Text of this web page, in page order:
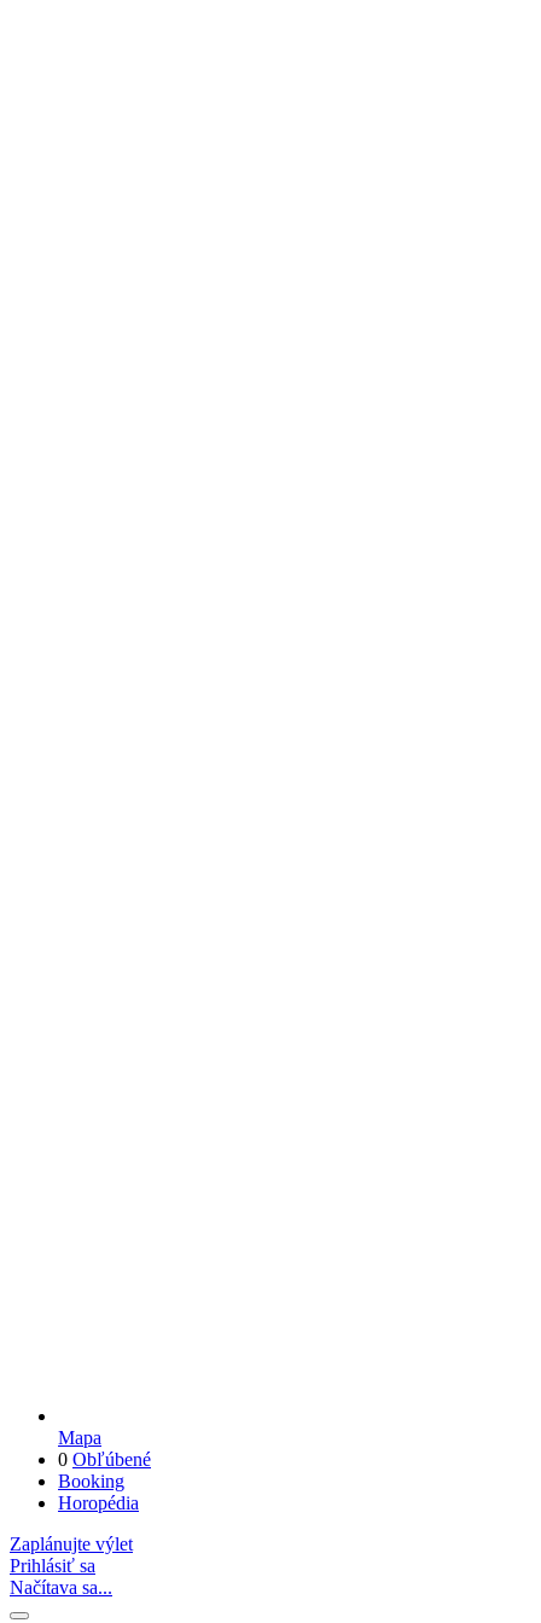
Mapa
0 Obľúbené
Booking
Horopédia
Zaplánujte výlet
Prihlásiť sa
Načítava sa...